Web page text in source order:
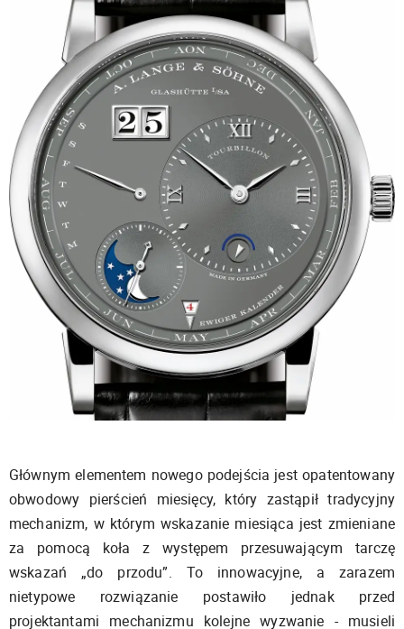
Głównym elementem nowego podejścia jest opatentowany
obwodowy pierścień miesięcy, który zastąpił tradycyjny
mechanizm, w którym wskazanie miesiąca jest zmieniane
za pomocą koła z występem przesuwającym tarczę
wskazań „do przodu”. To innowacyjne, a zarazem
nietypowe rozwiązanie postawiło jednak przed
projektantami mechanizmu kolejne wyzwanie - musieli